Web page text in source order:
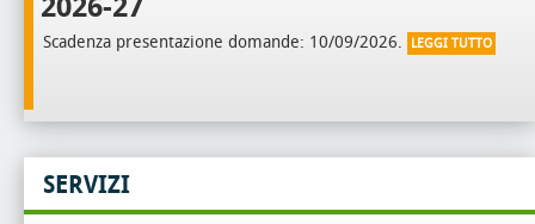
2026-27
Scadenza presentazione domande: 10/09/2026. LEGGI TUTTO
SERVIZI